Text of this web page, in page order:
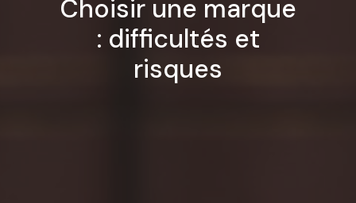
Choisir une marque
: difficultés et
risques